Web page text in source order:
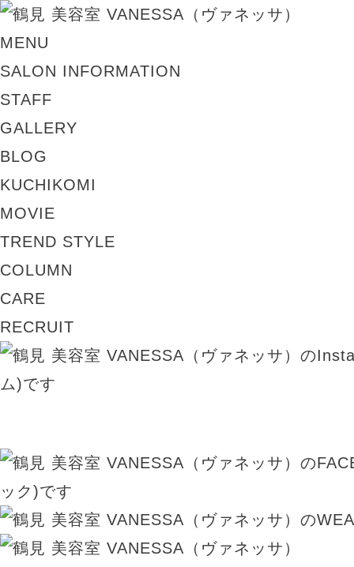
MENU
SALON INFORMATION
STAFF
GALLERY
BLOG
KUCHIKOMI
MOVIE
TREND STYLE
COLUMN
CARE
RECRUIT